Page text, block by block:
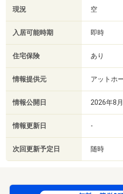
現況 空
入居可能時期 即時
住宅保険 あり
情報提供元 アットホ
情報公開日 2026年8
情報更新日 -
次回更新予定日 随時